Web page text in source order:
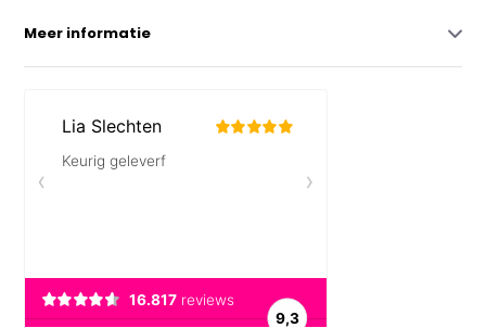
Meer informatie